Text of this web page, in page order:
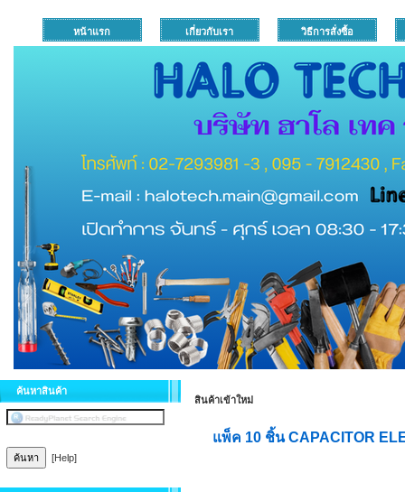
หน้าแรก เกี่ยวกับเรา วิธีการสั่งซื้อ
ค้นหาสินค้า
[Help]
สินค้าเข้าใหม่
แพ็ค 10 ชิ้น CAPACITOR